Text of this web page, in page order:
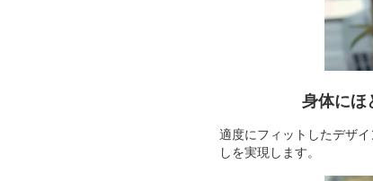
身体にほ
適度にフィットしたデザ
しを実現します。